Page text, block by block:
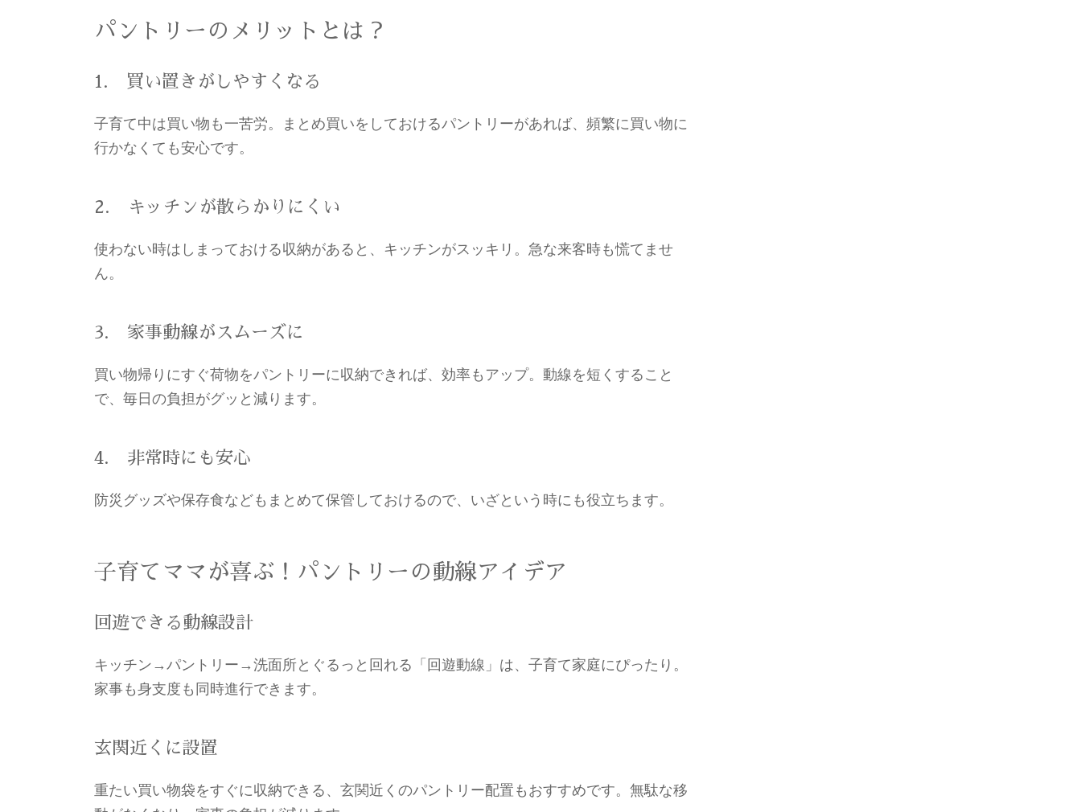
パントリーのメリットとは？
1. 買い置きがしやすくなる
子育て中は買い物も一苦労。まとめ買いをしておけるパントリーがあれば、頻繁に買い物に
行かなくても安心です。
2. キッチンが散らかりにくい
使わない時はしまっておける収納があると、キッチンがスッキリ。急な来客時も慌てませ
ん。
3. 家事動線がスムーズに
買い物帰りにすぐ荷物をパントリーに収納できれば、効率もアップ。動線を短くすること
で、毎日の負担がグッと減ります。
4. 非常時にも安心
防災グッズや保存食などもまとめて保管しておけるので、いざという時にも役立ちます。
子育てママが喜ぶ！パントリーの動線アイデア
回遊できる動線設計
キッチン→パントリー→洗面所とぐるっと回れる「回遊動線」は、子育て家庭にぴったり。
家事も身支度も同時進行できます。
玄関近くに設置
重たい買い物袋をすぐに収納できる、玄関近くのパントリー配置もおすすめです。無駄な移